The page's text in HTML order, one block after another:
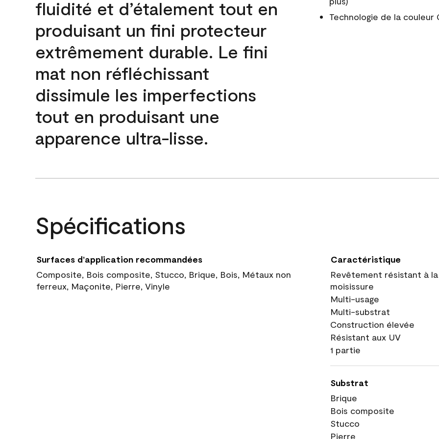
fluidité et d’étalement tout en
produisant un fini protecteur
extrêmement durable. Le fini
mat non réfléchissant
dissimule les imperfections
tout en produisant une
apparence ultra-lisse.
Technologie de la couleur
Spécifications
Surfaces d’application recommandées
Composite, Bois composite, Stucco, Brique, Bois, Métaux non
ferreux, Maçonite, Pierre, Vinyle
Caractéristique
Revêtement résistant à la
moisissure
Multi-usage
Multi-substrat
Construction élevée
Résistant aux UV
1 partie
Substrat
Brique
Bois composite
Stucco
Pierre